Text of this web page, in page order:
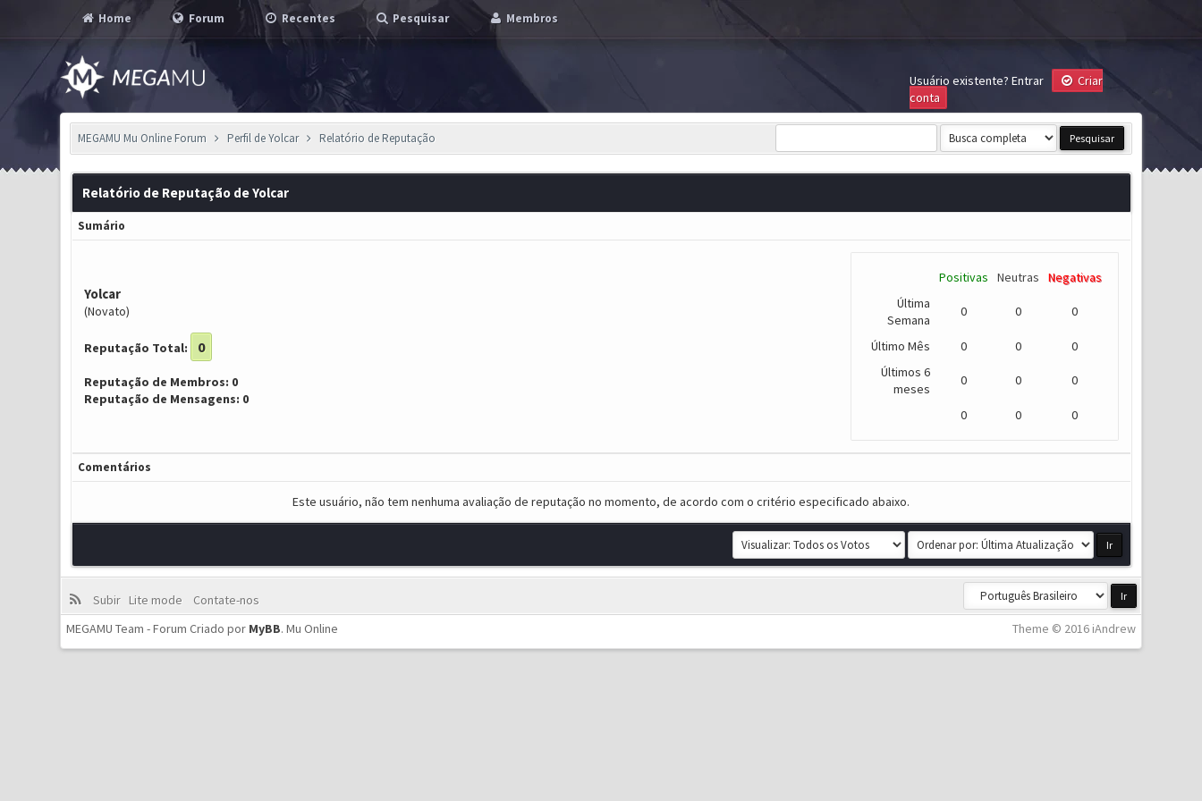
Home Forum Recentes Pesquisar Membros
Usuário existente? Entrar
Criar
conta
MEGAMU Mu Online Forum Perfil de Yolcar Relatório de Reputação
Relatório de Reputação de Yolcar
Sumário
Yolcar
(Novato)
Reputação Total: 0
Reputação de Membros: 0
Reputação de Mensagens: 0
Positivas Neutras
Negativas
Última
Semana
0 0 0
Último Mês 0 0
0
Últimos 6
meses
0 0 0
0 0 0
Comentários
Este usuário, não tem nenhuma avaliação de reputação no momento, de acordo com o critério especificado abaixo.
Subir Lite mode
Contate-nos
Theme © 2016 iAndrew
MEGAMU Team - Forum Criado por MyBB.Mu Online